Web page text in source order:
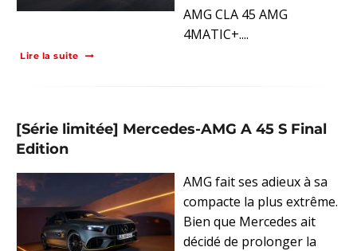
AMG CLA 45 AMG
4MATIC+....
Lire la suite
[Série limitée] Mercedes-AMG A 45 S Final
Edition
AMG fait ses adieux à sa
compacte la plus extrême.
Bien que Mercedes ait
décidé de prolonger la